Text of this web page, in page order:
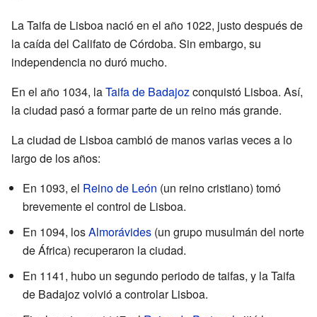
La Taifa de Lisboa nació en el año 1022, justo después de
la caída del Califato de Córdoba. Sin embargo, su
independencia no duró mucho.
En el año 1034, laTaifa de Badajozconquistó Lisboa. Así,
la ciudad pasó a formar parte de un reino más grande.
La ciudad de Lisboa cambió de manos varias veces a lo
largo de los años:
En 1093, el Reino de León (un reino cristiano) tomó
brevemente el control de Lisboa.
En 1094, losAlmorávides (un grupo musulmán del norte
de África) recuperaron la ciudad.
En 1141, hubo un segundo periodo de taifas, y la Taifa
de Badajoz volvió a controlar Lisboa.